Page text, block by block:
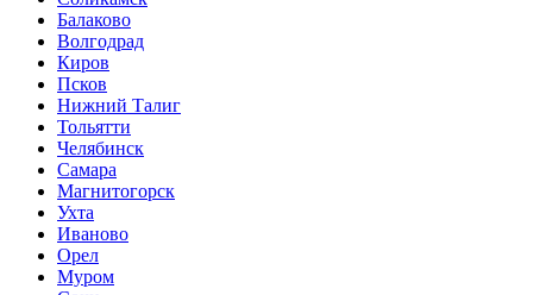
Балаково
Волгодрад
Киров
Псков
Нижний Талиг
Тольятти
Челябинск
Самара
Магнитогорск
Ухта
Иваново
Орел
Муром